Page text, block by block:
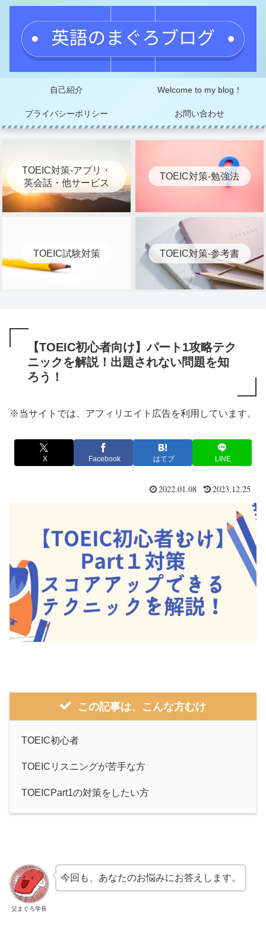
自己紹介 Welcome to my blog！
プライバシーポリシー お問い合わせ
TOEIC対策-アプリ・
英会話・他サービス
TOEIC対策-勉強法
TOEIC試験対策 TOEIC対策-参考書
【TOEIC初心者向け】パート1攻略テク
ニックを解説！出題されない問題を知
ろう！
※当サイトでは、アフィリエイト広告を利用しています。
X Facebook はてブ LINE
2022.01.08 2023.12.25
この記事は、 こんな方むけ
TOEIC初心者
TOEICリスニングが苦手な方
TOEICPart1の対策をしたい方
父まぐろ学長
今回も、あなたのお悩みにお答えします。